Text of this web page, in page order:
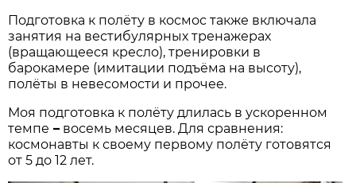
Подготовка к полёту в космос также включала
занятия на вестибулярных тренажерах
(вращающееся кресло), тренировки в
барокамере (имитации подъёма на высоту),
полёты в невесомости и прочее.
Моя подготовка к полёту длилась в ускоренном
темпе – восемь месяцев. Для сравнения:
космонавты к своему первому полёту готовятся
от 5 до 12 лет.